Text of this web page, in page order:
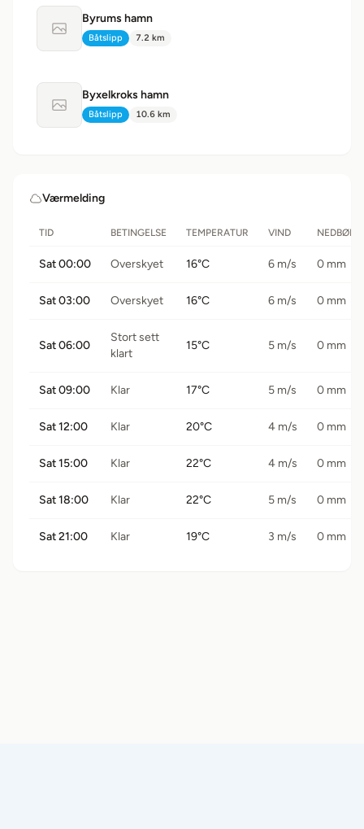
Ingen bilde tilgjengelig
Byrums hamn
Type:
Båtslipp Avstand:
7.2 km
Ingen bilde tilgjengelig
Byxelkroks hamn
Type:
Båtslipp Avstand:
10.6 km
Værmelding
TID BETINGELSE TEMPERATUR VIND NEDBØR
Sat 00:00 Overskyet 16°C 6 m/s 0 mm
Sat 03:00 Overskyet 16°C 6 m/s 0 mm
Sat 06:00
Stort sett
klart
15°C 5 m/s 0 mm
Sat 09:00 Klar 17°C 5 m/s 0 mm
Sat 12:00 Klar 20°C 4 m/s 0 mm
Sat 15:00 Klar 22°C 4 m/s 0 mm
Sat 18:00 Klar 22°C 5 m/s 0 mm
Sat 21:00 Klar 19°C 3 m/s 0 mm